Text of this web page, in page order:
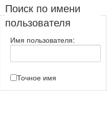
Поиск по имени
пользователя
Имя пользователя:
Точное имя